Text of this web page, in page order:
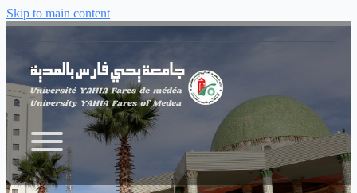
Skip to main content